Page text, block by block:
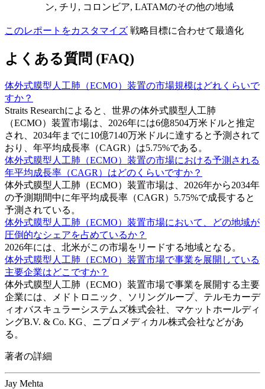
ン, チリ, コロンビア, LATAMのその他の地域
このレポートをカスタマイズ 戦略目標に合わせて最適化
よくある質問 (FAQ)
体外式膜型人工肺（ECMO）装置の市場規模はどれくらいで
すか？
Straits Researchによると、世界の体外式膜型人工肺
（ECMO）装置市場は、2026年には6億8504万米ドルと推定
され、2034年までに10億7140万米ドルに達すると予測されて
おり、年平均成長率（CAGR）は5.75%である。
体外式膜型人工肺（ECMO）装置の市場における予測される
年平均成長率（CAGR）はどのくらいですか？
体外式膜型人工肺（ECMO）装置市場は、2026年から2034年
の予測期間中に年平均成長率（CAGR）5.75%で成長すると
予測されている。
体外式膜型人工肺（ECMO）装置市場において、どの地域が
圧倒的なシェアを占めているか？
2026年には、北米がこの市場をリードする地域となる。
体外式膜型人工肺（ECMO）装置市場で事業を展開している
主要企業はどこですか？
体外式膜型人工肺（ECMO）装置市場で事業を展開する主要
企業には、メドトロニック、ソリングループ、テルモカーデ
ィオバスキュラーシステムズ株式会社、マケットホールディ
ングB.V. & Co. KG、ニプロメディカル株式会社などがあ
る。
著者の詳細
Jay Mehta